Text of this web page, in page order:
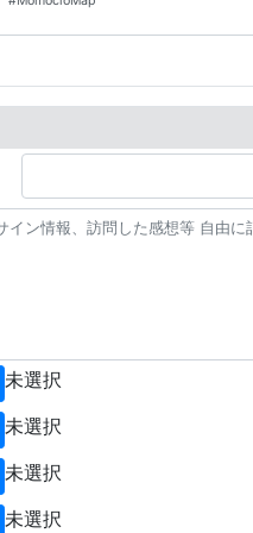
未選択
未選択
未選択
未選択